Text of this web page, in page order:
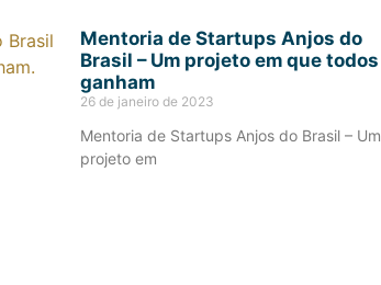
Mentoria de Startups Anjos do
Brasil – Um projeto em que todos
ganham
26 de janeiro de 2023
Mentoria de Startups Anjos do Brasil – Um
projeto em